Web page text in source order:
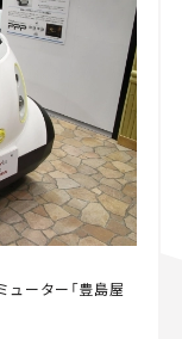
ューター「豊島屋